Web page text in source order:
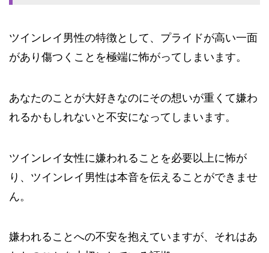
ツインレイ男性の特徴として、プライドが高い一面
があり傷つくことを極端に怖がってしまいます。
あなたのことが大好きなのにその想いが重くて嫌わ
れるかもしれないと不安になってしまいます。
ツインレイ女性に嫌われることを必要以上に怖が
り、ツインレイ男性は本音を伝えることができませ
ん。
嫌われることへの不安を抱えていますが、それはあ